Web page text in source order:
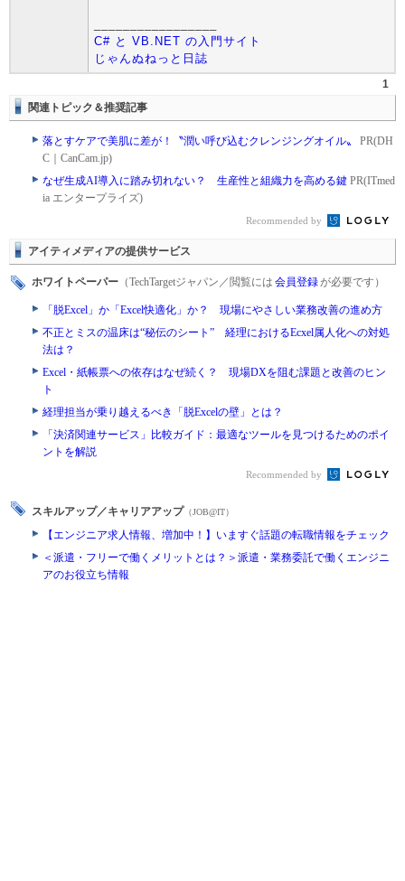
C# と VB.NET の入門サイト
じゃんぬねっと日誌
1
関連トピック＆推奨記事
落とすケアで美肌に差が！〝潤い呼び込むクレンジングオイル〟 PR(DH
C｜CanCam.jp)
なぜ生成AI導入に踏み切れない？ 生産性と組織力を高める鍵 PR(ITmed
ia エンタープライズ)
Recommended by
アイティメディアの提供サービス
ホワイトペーパー （TechTargetジャパン／閲覧には 会員登録が必要です）
「脱Excel」か「Excel快適化」か？ 現場にやさしい業務改善の進め方
不正とミスの温床は“秘伝のシート” 経理におけるEcxel属人化への対処
法は？
Excel・紙帳票への依存はなぜ続く？ 現場DXを阻む課題と改善のヒン
ト
経理担当が乗り越えるべき「脱Excelの壁」とは？
「決済関連サービス」比較ガイド：最適なツールを見つけるためのポイ
ントを解説
Recommended by
スキルアップ／キャリアアップ （JOB@IT）
【エンジニア求人情報、増加中！】いますぐ話題の転職情報をチェック
＜派遣・フリーで働くメリットとは？＞派遣・業務委託で働くエンジニ
アのお役立ち情報